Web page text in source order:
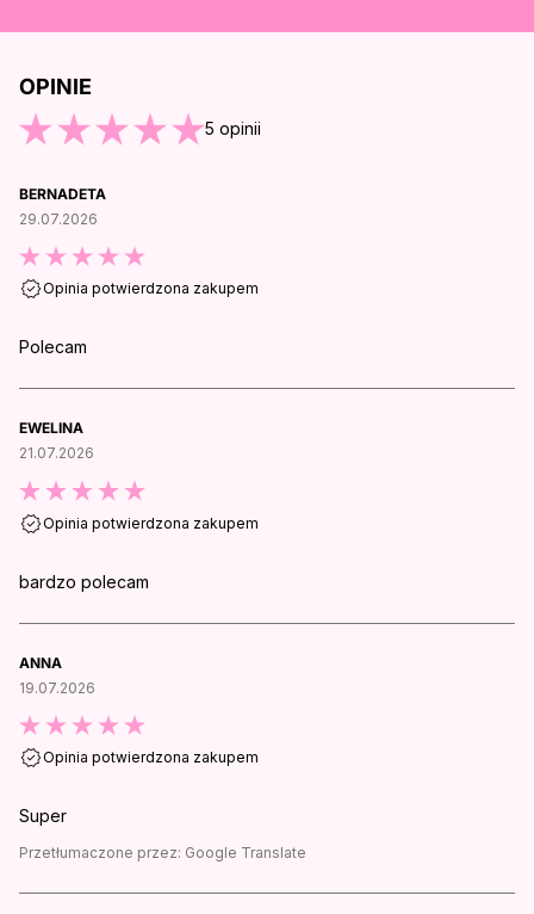
KOŃCA OPINII
OPINIE
5 opinii
BERNADETA
29.07.2026
Opinia potwierdzona zakupem
Polecam
EWELINA
21.07.2026
Opinia potwierdzona zakupem
bardzo polecam
ANNA
19.07.2026
Opinia potwierdzona zakupem
Super
Przetłumaczone przez: Google Translate